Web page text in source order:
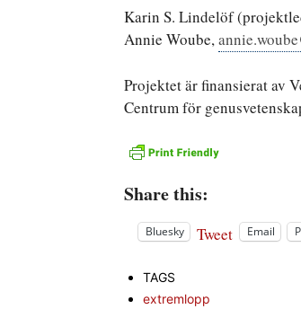
Karin S. Lindelöf
Annie Woube,
Projektet är finansierat av
Centrum för
Share this:
Bluesky Tweet Email
TAGS
extremlopp